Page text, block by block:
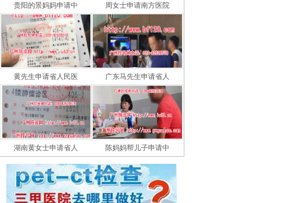
贵阳的景妈妈申请中 周女士申请南方医院
黄先生申请省人民医 广东马先生申请省人
湖南黄女士申请省人 陈妈妈帮儿子申请中